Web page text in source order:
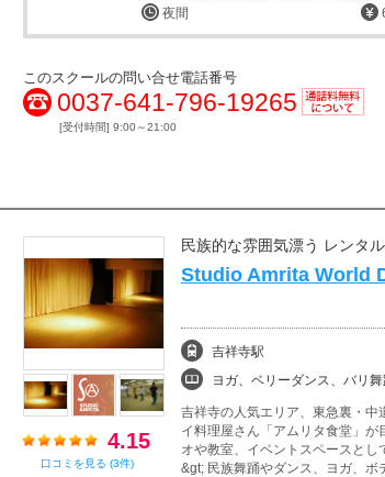
夜間
このスクールの問い合せ電話番号
0037-641-796-19265
[受付時間] 9:00～21:00
4.15
口コミを見る (3件)
民族的な雰囲気漂う レンタ
Studio Amrita World
吉祥寺駅
ヨガ、ベリーダンス、バリ
吉祥寺の人気エリア、東急裏・中
イ料理屋さん「アムリタ食堂」
オや教室、イベントスペースとし
&gt; 民族舞踊やダンス、ヨガ、